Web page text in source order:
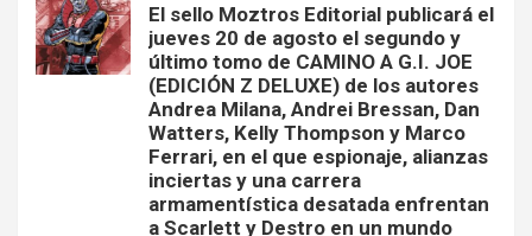
El sello Moztros Editorial publicará el
jueves 20 de agosto el segundo y
último tomo de CAMINO A G.I. JOE
(EDICIÓN Z DELUXE) de los autores
Andrea Milana, Andrei Bressan, Dan
Watters, Kelly Thompson y Marco
Ferrari, en el que espionaje, alianzas
inciertas y una carrera
armamentística desatada enfrentan
a Scarlett y Destro en un mundo